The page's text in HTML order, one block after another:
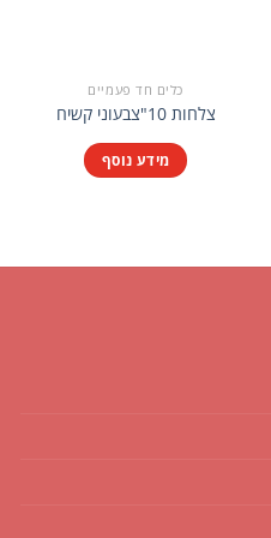
כלים חד פעמיים
צלחות 10"צבעוני קשיח
מידע נוסף